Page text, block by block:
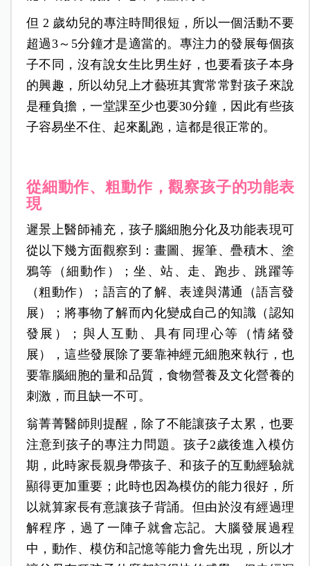
但 2 歲幼兒的專注時間很短，所以一個活動不要
超過3～5分鐘才是適當的。專注力的發展每個孩
子不同，沒有說女生比男生好，也要看孩子本身
的興趣，所以幼兒上才藝班其實常常對孩子來說
是種負擔，一堂課至少也要30分鐘，因此有些孩
子容易坐不住、起來亂跑，這都是很正常的。
從細動作、粗動作，觀察孩子的功能表
現
遲景上醫師補充，孩子腦細胞分化及功能表現可
從以下幾方面觀察到：畫圖、握筆、疊積木、塗
鴉等（細動作）；坐、站、走、跑步、跳躍等
（粗動作）；語言的了解、表達與溝通（語言發
展）；將事物了解而內化變成自己的知識（認知
發展）；與人互動、具有同理心等（情緒發
展），這些發展除了要靠神經元細胞來執行，也
要靠腦細胞的量和品質，食物營養及文化營養的
刺激，而且缺一不可。
翁菁菁醫師則提醒，除了不能讓孩子太累，也要
注意到孩子的專注力問題。孩子2歲後進入模仿
期，此時家長親身帶孩子、和孩子的互動經驗就
顯得更加重要；此時也因為模仿的能力很好，所
以就算家長有意讓孩子背誦。但由於沒有經過理
解程序，過了一陣子就會忘記。大腦發展過程
中，動作、模仿和記憶等能力會先出現，所以才